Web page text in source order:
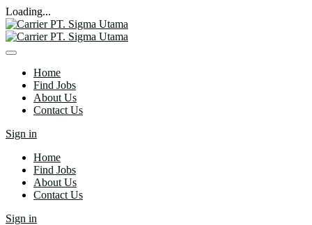
Loading...
Home
Find Jobs
About Us
Contact Us
Sign in
Home
Find Jobs
About Us
Contact Us
Sign in